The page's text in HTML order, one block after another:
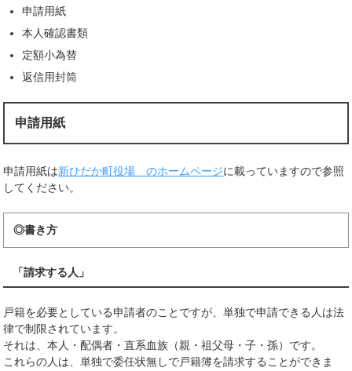
申請用紙
本人確認書類
定額小為替
返信用封筒
申請用紙
申請用紙は新ひだか町役場 のホームページに載っていますので参照
してください。
◎書き方
「請求する人」
戸籍を必要としている申請者のことですが、単独で申請できる人は法
律で制限されています。
それは、本人・配偶者・直系血族（親・祖父母・子・孫）です。
これらの人は、単独で委任状無しで戸籍簿を請求することができま